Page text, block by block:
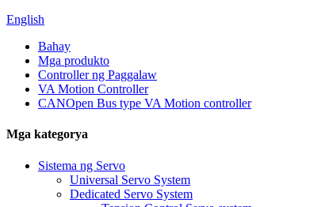
English
Bahay
Mga produkto
Controller ng Paggalaw
VA Motion Controller
CANOpen Bus type VA Motion controller
Mga kategorya
Sistema ng Servo
Universal Servo System
Dedicated Servo System